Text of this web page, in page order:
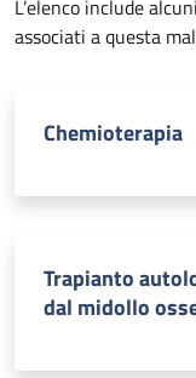
L’elenco include
associati a questa
Chemioterapia
Trapianto
dal midollo